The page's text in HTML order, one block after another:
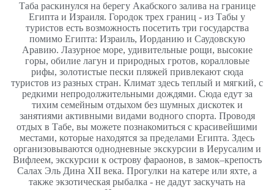
Таба раскинулся на берегу Акабского залива на границе
Египта и Израиля. Городок трех границ - из Табы у
туристов есть возможность посетить три государства
помимо Египта: Израиль, Иорданию и Саудовскую
Аравию. Лазурное море, удивительные рощи, высокие
горы, обилие лагун и природных гротов, коралловые
рифы, золотистые пески пляжей привлекают сюда
туристов из разных стран. Климат здесь теплый и мягкий, с
редкими непродолжительными дождями. Сюда едут за
тихим семейным отдыхом без шумных дискотек и
занятиями активными видами водного спорта. Проводя
отдых в Табе, вы можете познакомиться с красивейшими
местами, которые находятся за пределами Египта. Здесь
организовываются однодневные экскурсии в Иерусалим и
Вифлеем, экскурсии к острову фараонов, в замок–крепость
Салах Эль Дина XII века. Прогулки на катере или яхте, а
также экзотическая рыбалка - не дадут заскучать на